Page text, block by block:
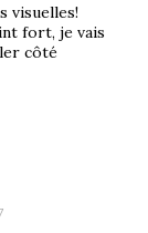
visuelles!
fort, je vais
côté